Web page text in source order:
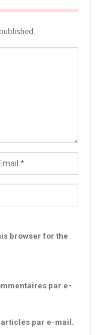
browser for the
par e-
par e-mail.